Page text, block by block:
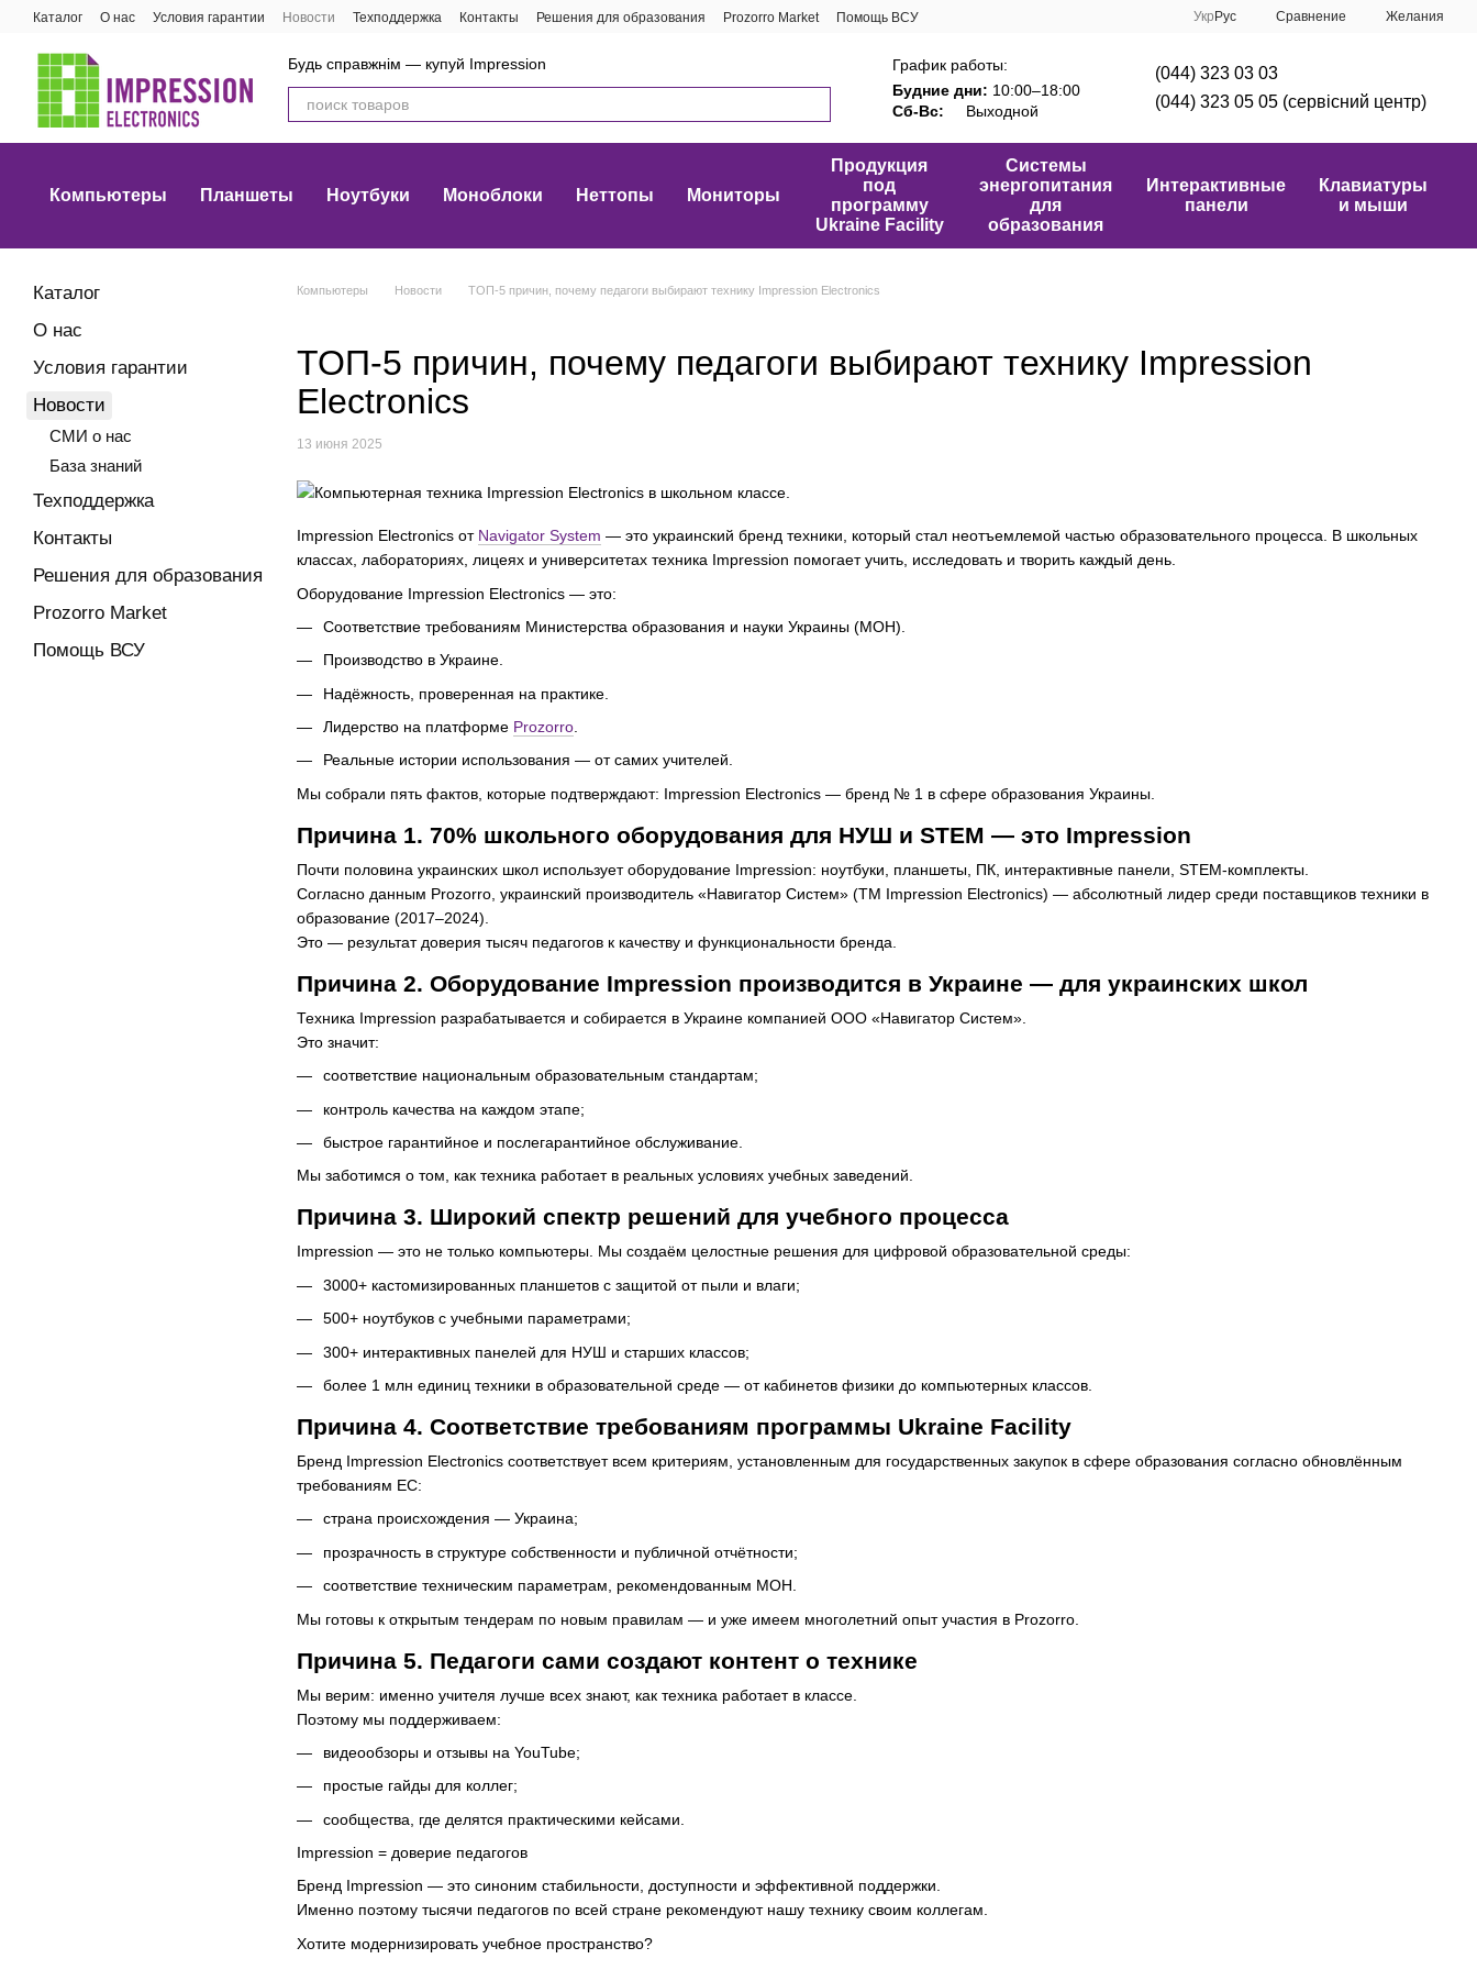
Перейти к основному контенту
Каталог О нас Условия гарантии Новости Техподдержка Контакты Решения для образования Prozorro Market Помощь ВСУ Укр Рус Сравнение Желания
Будь справжнім — купуй Impression
График работы:
Будние дни: 10:00–18:00
Сб-Вс:
Выходной
(044) 323 03 03
(044) 323 05 05 (сервісний центр)
Компьютеры Планшеты Ноутбуки Моноблоки Неттопы Мониторы
Продукция
под
программу
Ukraine Facility
Системы
энергопитания
для
образования
Интерактивные
панели
Клавиатуры
и мыши
Компьютеры Новости ТОП-5 причин, почему педагоги выбирают технику Impression Electronics
ТОП-5 причин, почему педагоги выбирают технику Impression
Electronics
13 июня 2025
Impression Electronics от Navigator System — это украинский бренд техники, который стал неотъемлемой частью образовательного процесса. В школьных
классах, лабораториях, лицеях и университетах техника Impression помогает учить, исследовать и творить каждый день.
Оборудование Impression Electronics — это:
Соответствие требованиям Министерства образования и науки Украины (МОН).
Производство в Украине.
Надёжность, проверенная на практике.
Лидерство на платформе Prozorro
Реальные истории использования — от самих учителей.
Мы собрали пять фактов, которые подтверждают: Impression Electronics — бренд № 1 в сфере образования Украины.
Причина 1. 70% школьного оборудования для НУШ и STEM — это Impression
Почти половина украинских школ использует оборудование Impression: ноутбуки, планшеты, ПК, интерактивные панели, STEM-комплекты.
Согласно данным Prozorro, украинский производитель «Навигатор Систем» (ТМ Impression Electronics) — абсолютный лидер среди поставщиков техники в
образование (2017–2024).
Это — результат доверия тысяч педагогов к качеству и функциональности бренда.
Причина 2. Оборудование Impression производится в Украине — для украинских школ
Техника Impression разрабатывается и собирается в Украине компанией ООО «Навигатор Систем».
Это значит:
соответствие национальным образовательным стандартам;
контроль качества на каждом этапе;
быстрое гарантийное и послегарантийное обслуживание.
Мы заботимся о том, как техника работает в реальных условиях учебных заведений.
Причина 3. Широкий спектр решений для учебного процесса
Impression — это не только компьютеры. Мы создаём целостные решения для цифровой образовательной среды:
3000+ кастомизированных планшетов с защитой от пыли и влаги;
500+ ноутбуков с учебными параметрами;
300+ интерактивных панелей для НУШ и старших классов;
более 1 млн единиц техники в образовательной среде — от кабинетов физики до компьютерных классов.
Причина 4. Соответствие требованиям программы Ukraine Facility
Бренд Impression Electronics соответствует всем критериям, установленным для государственных закупок в сфере образования согласно обновлённым
требованиям ЕС:
страна происхождения — Украина;
прозрачность в структуре собственности и публичной отчётности;
соответствие техническим параметрам, рекомендованным МОН.
Мы готовы к открытым тендерам по новым правилам — и уже имеем многолетний опыт участия в Prozorro.
Причина 5. Педагоги сами создают контент о технике
Мы верим: именно учителя лучше всех знают, как техника работает в классе.
Поэтому мы поддерживаем:
видеообзоры и отзывы на YouTube;
простые гайды для коллег;
сообщества, где делятся практическими кейсами.
Impression = доверие педагогов
Бренд Impression — это синоним стабильности, доступности и эффективной поддержки.
Именно поэтому тысячи педагогов по всей стране рекомендуют нашу технику своим коллегам.
Хотите модернизировать учебное пространство?
Каталог
О нас
Условия гарантии
Новости
СМИ о нас
База знаний
Техподдержка
Контакты
Решения для образования
Prozorro Market
Помощь ВСУ